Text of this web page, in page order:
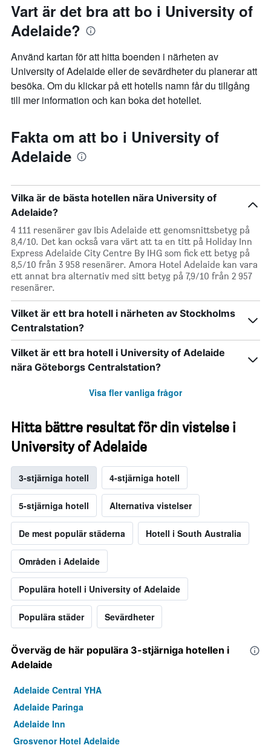
Vart är det bra att bo i University of
Adelaide?
Använd kartan för att hitta boenden i närheten av
University of Adelaide eller de sevärdheter du planerar att
besöka. Om du klickar på ett hotells namn får du tillgång
till mer information och kan boka det hotellet.
Fakta om att bo i University of
Adelaide
Vilka är de bästa hotellen nära University of
Adelaide?
4 111 resenärer gav Ibis Adelaide ett genomsnittsbetyg på
8,4/10. Det kan också vara värt att ta en titt på Holiday Inn
Express Adelaide City Centre By IHG som fick ett betyg på
8,5/10 från 3 958 resenärer. Amora Hotel Adelaide kan vara
ett annat bra alternativ med sitt betyg på 7,9/10 från 2 957
resenärer.
Vilket är ett bra hotell i närheten av Stockholms
Centralstation?
Vilket är ett bra hotell i University of Adelaide
nära Göteborgs Centralstation?
Visa fler vanliga frågor
Hitta bättre resultat för din vistelse i
University of Adelaide
3-stjärniga hotell 4-stjärniga hotell
5-stjärniga hotell Alternativa vistelser
De mest populär städerna Hotell i South Australia
Områden i Adelaide
Populära hotell i University of Adelaide
Populära städer Sevärdheter
Överväg de här populära 3-stjärniga hotellen i
Adelaide
Adelaide Central YHA
Adelaide Paringa
Adelaide Inn
Grosvenor Hotel Adelaide